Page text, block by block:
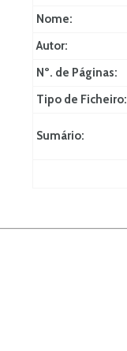
Nome:
Autor:
Nº. de Páginas:
Tipo de Ficheiro:
Sumário: